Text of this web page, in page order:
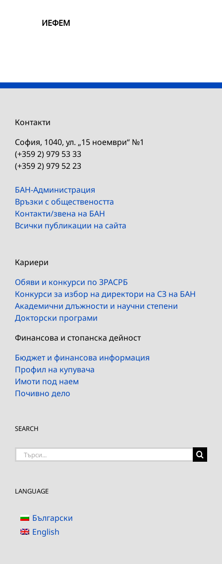
ИЕФЕМ
Контакти
София, 1040, ул. „15 ноември“ №1
(+359 2) 979 53 33
(+359 2) 979 52 23
БАН-Администрация
Връзки с обществеността
Контакти/звена на БАН
Всички публикации на сайта
Кариери
Обяви и конкурси по ЗРАСРБ
Конкурси за избор на директори на СЗ на БАН
Академични длъжности и научни степени
Докторски програми
Финансова и стопанска дейност
Бюджет и финансова информация
Профил на купувача
Имоти под наем
Почивно дело
SEARCH
Търсене
LANGUAGE
Български
English